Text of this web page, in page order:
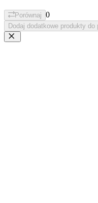
Porównaj 0
Dodaj dodatkowe produkty do